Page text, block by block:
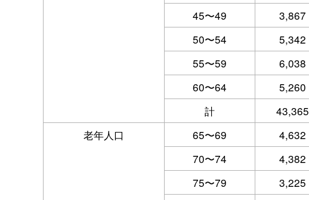
45〜49
3,867
50〜54
5,342
55〜59
6,038
60〜64
5,260
計
43,365
老年人口
65〜69 4,632
70〜74
4,382
75〜79
3,225